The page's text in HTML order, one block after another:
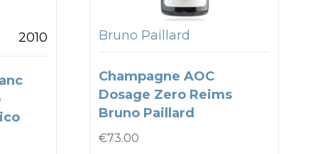
2010 Bruno Paillard
Champagne AOC
Dosage Zero Reims
Bruno Paillard
€73.00